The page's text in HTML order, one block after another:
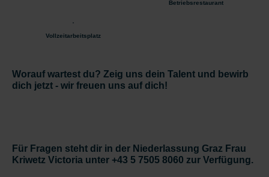
Betriebsrestaurant
Vollzeitarbeitsplatz
Worauf wartest du? Zeig uns dein Talent und bewirb
dich jetzt - wir freuen uns auf dich!
Für Fragen steht dir in der Niederlassung Graz Frau
Kriwetz Victoria unter +43 5 7505 8060 zur Verfügung.